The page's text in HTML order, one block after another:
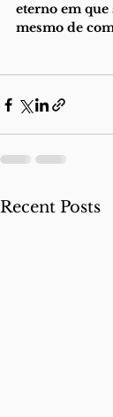
eterno em
mesmo de
Recent Posts